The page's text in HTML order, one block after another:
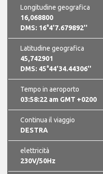
Longitudine geografica
16,068800
DMS: 16°4'7.679892''
Latitudine geografica
45,742901
DMS: 45°44'34.44306''
Tempo in aeroporto
03:58:23 am GMT +0200
Continua il viaggio
DESTRA
elettricità
230V/50Hz